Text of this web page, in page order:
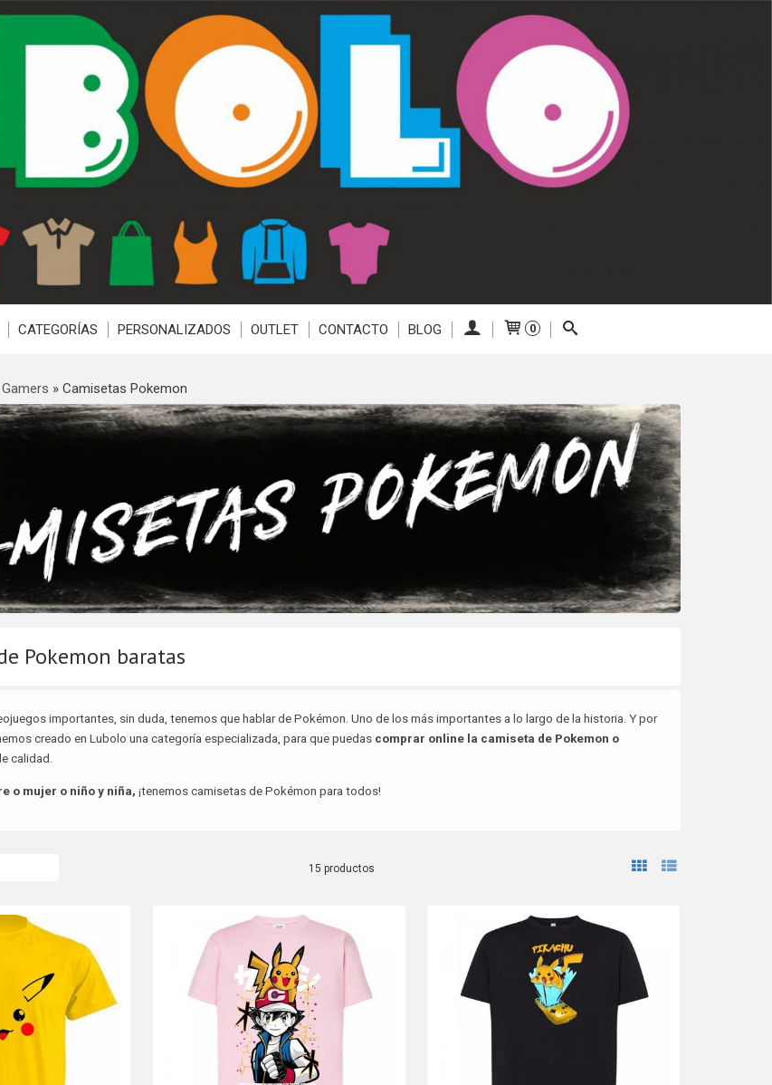
CATEGORÍAS PERSONALIZADOS OUTLET CONTACTO BLOG 0
Gamers » Camisetas Pokemon
Pokemon baratas
importantes, sin duda, tenemos que hablar de Pokémon. Uno de los más importantes a lo largo de la historia. Y por
creado en Lubolo una categoría especializada, para que puedas comprar online la camiseta de Pokemon o
calidad.
o mujer o niño y niña, ¡tenemos camisetas de Pokémon para todos!
15 productos